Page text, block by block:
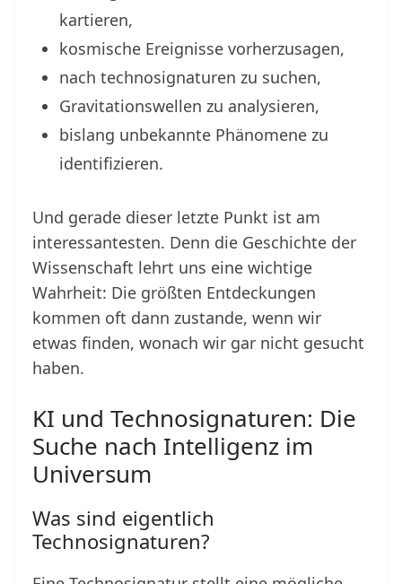
kartieren,
kosmische Ereignisse vorherzusagen,
nach technosignaturen zu suchen,
Gravitationswellen zu analysieren,
bislang unbekannte Phänomene zu
identifizieren.
Und gerade dieser letzte Punkt ist am
interessantesten. Denn die Geschichte der
Wissenschaft lehrt uns eine wichtige
Wahrheit: Die größten Entdeckungen
kommen oft dann zustande, wenn wir
etwas finden, wonach wir gar nicht gesucht
haben.
KI und Technosignaturen: Die
Suche nach Intelligenz im
Universum
Was sind eigentlich
Technosignaturen?